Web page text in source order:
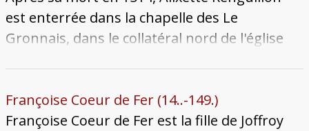
mort de Jean Renguillon, seul enfant de son
mariage avec Collette, entraîne la disparition
est enterrée dans la chapelle des Le
Gronnais, dans le collatéral nord de l'église
1502, est lui enterré à Saint-Livier. Traduction
: « Devant cet autel où gisent seigneur Pierre
Françoise Coeur de Fer (14..-149.)
Françoise Coeur de Fer est la fille de Joffroy